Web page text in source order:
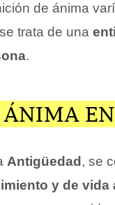
de ánima
trata de una
.
EN
Antigüedad , se
y de vida